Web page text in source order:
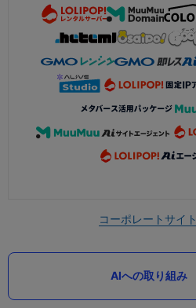
コーポレートサイト
AIへの取り組み